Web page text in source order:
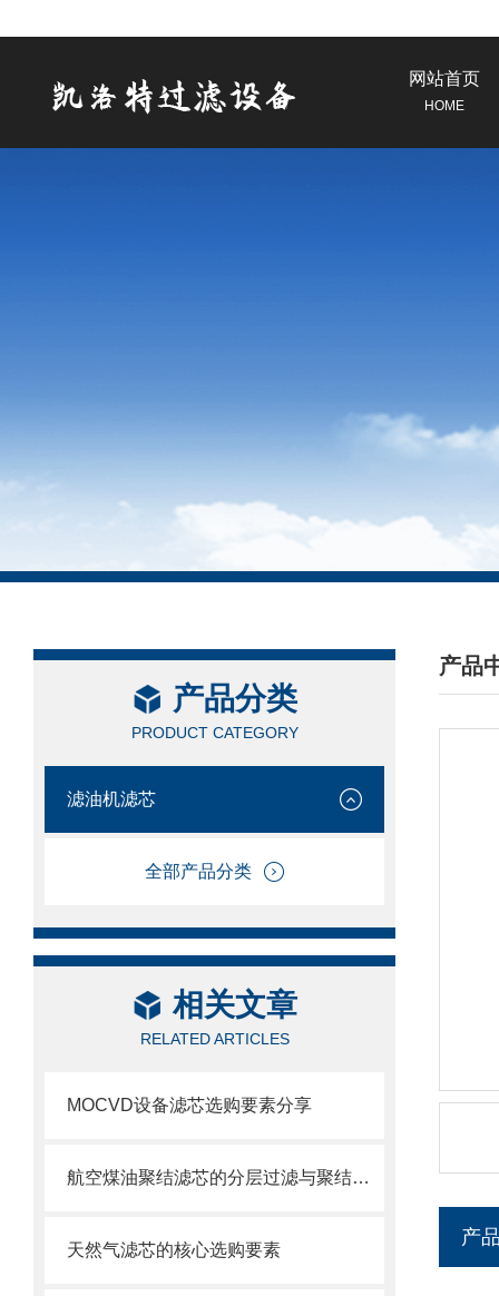
网站首页
HOME
产品分类
PRODUCT CATEGORY
滤油机滤芯
全部产品分类
相关文章
RELATED ARTICLES
MOCVD设备滤芯选购要素分享
航空煤油聚结滤芯的分层过滤与聚结分离原理
天然气滤芯的核心选购要素
产品
/
产